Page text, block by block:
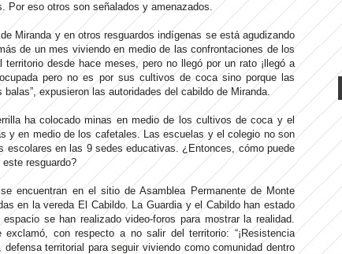
Por eso otros son señalados y amenazados.
Miranda y en otros resguardos indígenas se está agudizando
de un mes viviendo en medio de las confrontaciones de los
desde hace meses, pero no llegó por un rato ¡llegó a
pero no es por sus cultivos de coca sino porque las
expusieron las autoridades del cabildo de Miranda.
ha colocado minas en medio de los cultivos de coca y el
y en medio de los cafetales. Las escuelas y el colegio no son
escolares en las 9 sedes educativas. ¿Entonces, cómo puede
resguardo?
encuentran en el sitio de Asamblea Permanente de Monte
en la vereda El Cabildo. La Guardia y el Cabildo han estado
se han realizado video-foros para mostrar la realidad.
con respecto a no salir del territorio: “¡Resistencia
territorial para seguir viviendo como comunidad dentro